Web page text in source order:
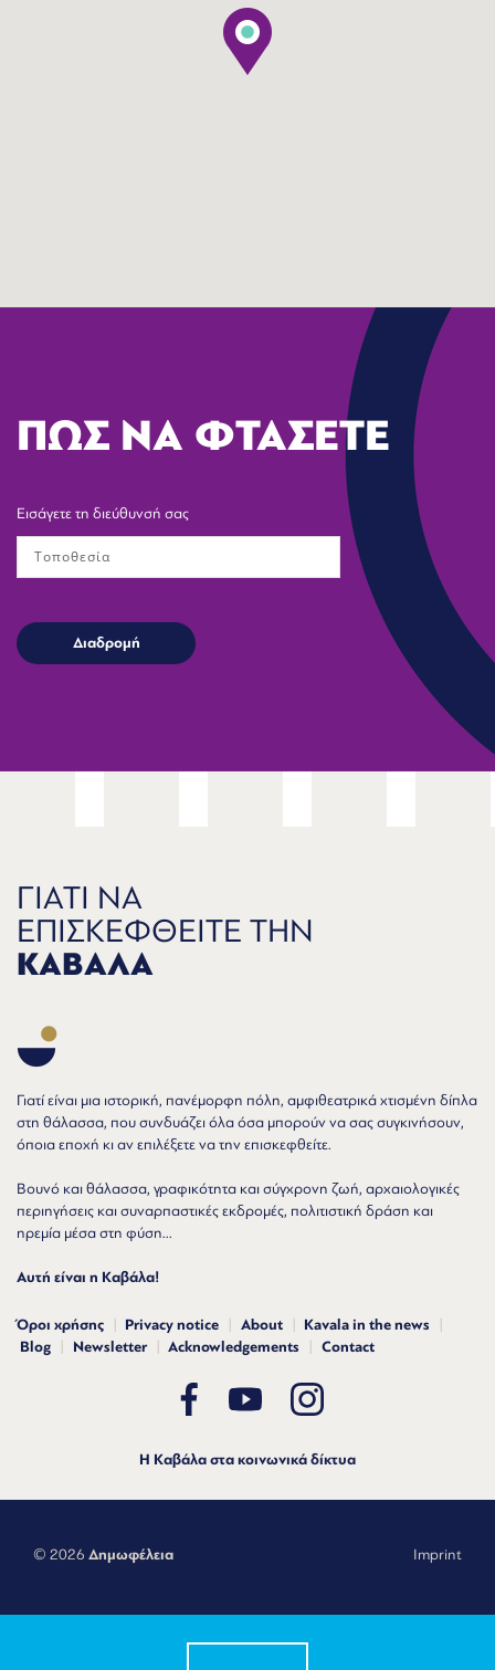
ΠΩΣ ΝΑ ΦΤΑΣΕΤΕ
Εισάγετε τη διεύθυνσή σας
ΓΙΑΤΙ ΝΑ
ΕΠΙΣΚΕΦΘΕΙΤΕ ΤΗΝ
ΚΑΒΑΛΑ
Γιατί είναι μια ιστορική, πανέμορφη πόλη, αμφιθεατρικά χτισμένη δίπλα
στη θάλασσα, που συνδυάζει όλα όσα μπορούν να σας συγκινήσουν,
όποια εποχή κι αν επιλέξετε να την επισκεφθείτε.
Βουνό και θάλασσα, γραφικότητα και σύγχρονη ζωή, αρχαιολογικές
περιηγήσεις και συναρπαστικές εκδρομές, πολιτιστική δράση και
ηρεμία μέσα στη φύση...
Αυτή είναι η Καβάλα!
Όροι χρήσης Privacy notice About
Kavala in the news
Blog
Newsletter Acknowledgements Contact
Η Καβάλα στα κοινωνικά δίκτυα
© 2026 Δημωφέλεια Imprint